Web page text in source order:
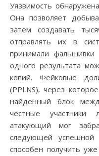
Уязвимость
Она позволяет
затем создавать
отправлять их в
принимали
одного результата
копий. Фейковые
(PPLNS), через
найденный блок
честные участники
атакующий мог
следующей
способен получить